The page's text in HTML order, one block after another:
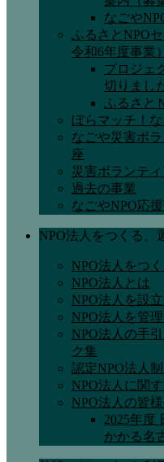
なごや
ふるさとNPO
令和6年度事業）
プロジェ
切りまし
ふるさと
ぼらマッチ！
なごや災害ボ
座
災害ボランテ
過去の事業
なごやNPO応
NPO法人をつくる、
NPO法人をつ
NPO法人とは
NPO法人を設
NPO法人を管
NPO法人の手
ク集
認定NPO法人
NPO法人に関
NPO法人の皆
2025年度
かかる名